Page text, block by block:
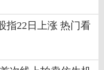
指22日上涨 热门看